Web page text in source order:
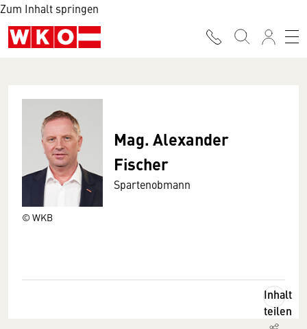
Zum Inhalt springen
© WKB
Mag. Alexander
Fischer
Spartenobmann
Inhalt
teilen